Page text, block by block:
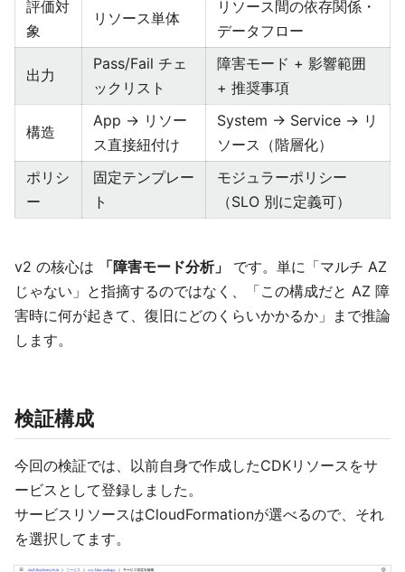
評価対
象
リソース単体
リソース間の依存関係・
データフロー
出力
Pass/Fail チェ
ックリスト
障害モード + 影響範囲
+ 推奨事項
構造
App → リソー
ス直接紐付け
System → Service → リ
ソース（階層化）
ポリシ
ー
固定テンプレー
ト
モジュラーポリシー
（SLO 別に定義可）
v2 の核心は 「障害モード分析」
です。単に「マルチ AZ
じゃない」と指摘するのではなく、「この構成だと AZ 障
害時に何が起きて、復旧にどのくらいかかるか」まで推論
します。
検証構成
今回の検証では、以前自身で作成したCDKリソースをサ
ービスとして登録しました。
サービスリソースはCloudFormationが選べるので、それ
を選択してます。